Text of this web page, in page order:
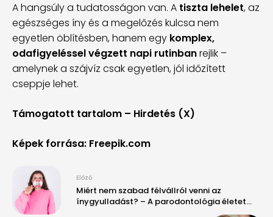
A hangsúly a tudatosságon van. A tiszta lehelet, az
egészséges íny és a megelőzés kulcsa nem
egyetlen öblítésben, hanem egy komplex,
odafigyeléssel végzett napi rutinbanrejlik –
amelynek a szájvíz csak egyetlen, jól időzített
cseppje lehet.
Támogatott tartalom – Hirdetés (X)
Képek forrása: Freepik.com
Előző
Miért nem szabad félvállról venni az
ínygyulladást? – A parodontológia életet